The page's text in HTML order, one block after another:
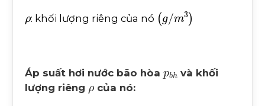
: khối lượng riêng của nó (g m 3)
Áp suất hơi nước bão hòa
và khối
lượng riêng ρ của nó: